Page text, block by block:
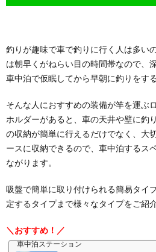
釣りが趣味で車で釣りに行く人は多い
は朝早くがねらい目の時間帯なので、
車中泊で仮眠してから早朝に釣りをす
そんな人におすすめの装備が竿を運ぶ
ホルダーがあると、車の天井や壁に釣
の収納が簡単に行えるだけでなく、大
ースに収納できるので、車中泊するス
ながります。
吸盤で簡単に取り付けられる簡易タイ
定するタイプまで様々なタイプをご紹介
＼おすすめ！／
車中泊ステーション